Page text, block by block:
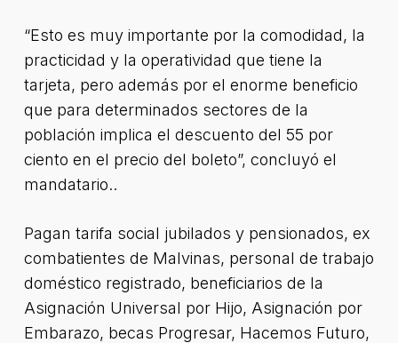
“Esto es muy importante por la comodidad, la
practicidad y la operatividad que tiene la
tarjeta, pero además por el enorme beneficio
que para determinados sectores de la
población implica el descuento del 55 por
ciento en el precio del boleto”, concluyó el
mandatario..
Pagan tarifa social jubilados y pensionados, ex
combatientes de Malvinas, personal de trabajo
doméstico registrado, beneficiarios de la
Asignación Universal por Hijo, Asignación por
Embarazo, becas Progresar, Hacemos Futuro,